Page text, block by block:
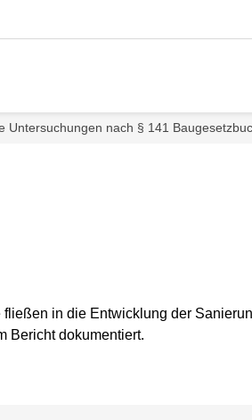
Untersuchungen nach § 141
in die Entwicklung der
Bericht dokumentiert.